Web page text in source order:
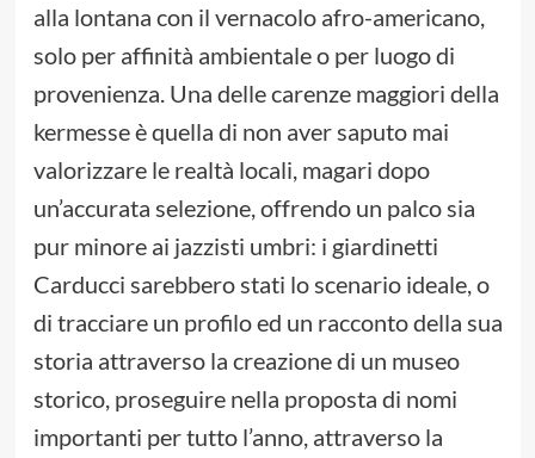
alla lontana con il vernacolo afro-americano,
solo per affinità ambientale o per luogo di
provenienza. Una delle carenze maggiori della
kermesse è quella di non aver saputo mai
valorizzare le realtà locali, magari dopo
un’accurata selezione, offrendo un palco sia
pur minore ai jazzisti umbri: i giardinetti
Carducci sarebbero stati lo scenario ideale, o
di tracciare un profilo ed un racconto della sua
storia attraverso la creazione di un museo
storico, proseguire nella proposta di nomi
importanti per tutto l’anno, attraverso la